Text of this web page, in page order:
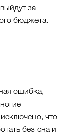
за
бюджета.
ошибка,
что
без сна и